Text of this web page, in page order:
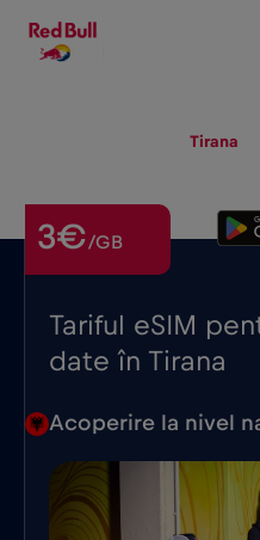
Tirana
Tariful eSIM
date în Tirana
3€/GB
Acoperire la nivel